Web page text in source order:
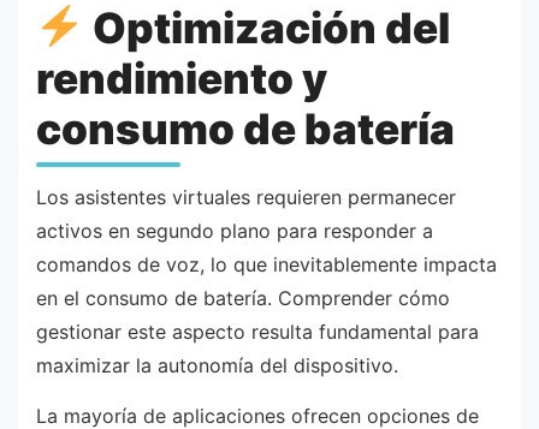
Optimización del
rendimiento y
consumo de batería
Los asistentes virtuales requieren permanecer
activos en segundo plano para responder a
comandos de voz, lo que inevitablemente impacta
en el consumo de batería. Comprender cómo
gestionar este aspecto resulta fundamental para
maximizar la autonomía del dispositivo.
La mayoría de aplicaciones ofrecen opciones de